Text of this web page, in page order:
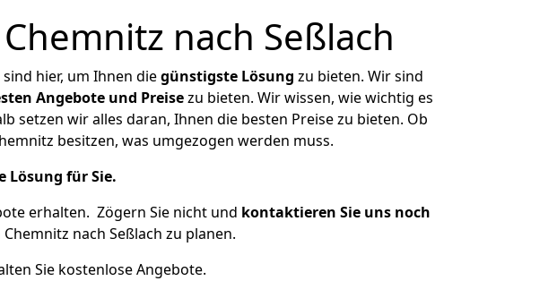
nach Seßlach
hier, um Ihnen diegünstigste Lösung zu bieten. Wir sind
Angebote und Preisezu bieten. Wir wissen, wie wichtig es
setzen wir alles daran, Ihnen die besten Preise zu bieten. Ob
besitzen, was umgezogen werden muss.
Lösung für Sie.
erhalten. Zögern Sie nicht und kontaktieren Sie uns noch
nach Seßlach zu planen.
Sie kostenlose Angebote.